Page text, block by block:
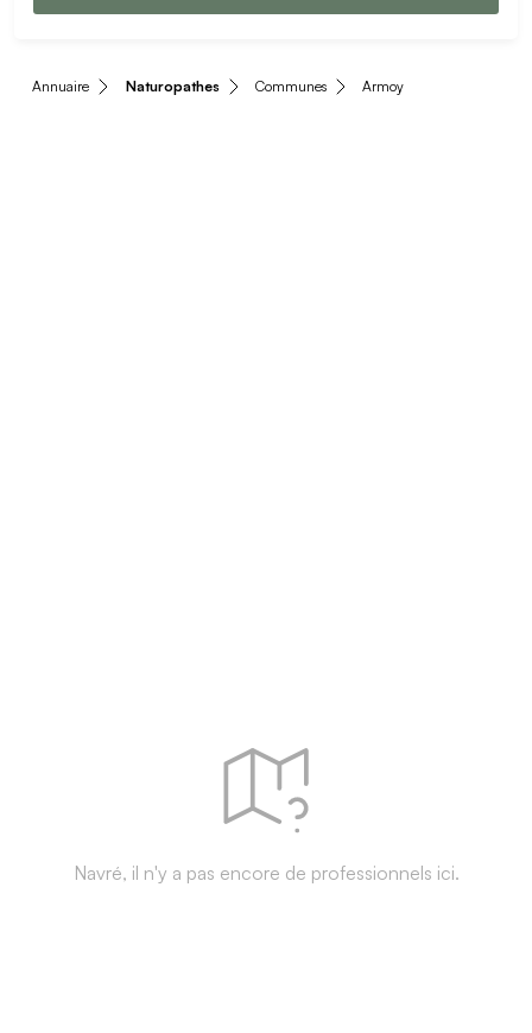
Annuaire Naturopathes Communes Armoy
Navré, il n'y a pas encore de professionnels ici.